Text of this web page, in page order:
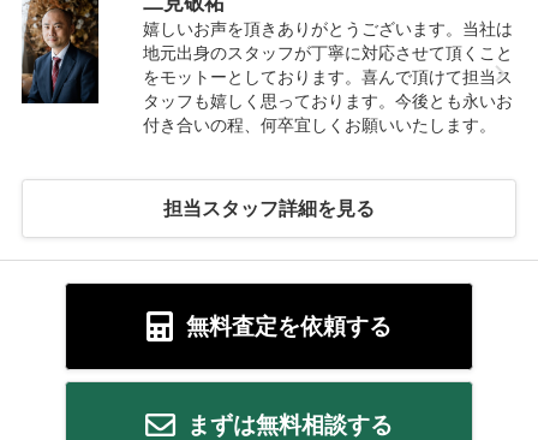
嬉しいお声を頂きありがとうございます。当社は
地元出身のスタッフが丁寧に対応させて頂くこと
をモットーとしております。喜んで頂けて担当ス
タッフも嬉しく思っております。今後とも永いお
付き合いの程、何卒宜しくお願いいたします。
担当スタッフ詳細を見る
無料査定を依頼する
まずは無料相談する